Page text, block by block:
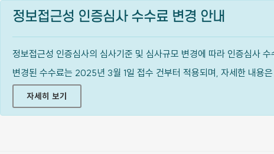
정보접근성 인증심사 수수료 변경 안내
정보접근성 인증심사의 심사기준 및 심사규모 변경에 따라 인증심사
변경된 수수료는 2025년 3월 1일 접수 건부터 적용되며, 자세한 내용
자세히 보기